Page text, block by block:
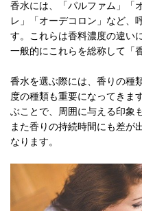
香水には、「パルファム」「
レ」「オーデコロン」など、
す。これらは香料濃度の違い
一般的にこれらを総称して「
香水を選ぶ際には、香りの種
度の種類も重要になってきま
ぶことで、周囲に与える印象
また香りの持続時間にも差が
なります。